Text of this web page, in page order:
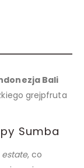
Bali
grejpfruta
Sumba
estate, co